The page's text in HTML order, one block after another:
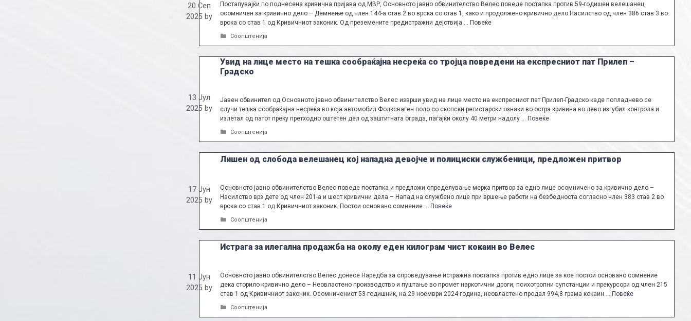
20 Сеп
2025 by
Постапувајќи по поднесена кривична пријава од МВР, Основното јавно обвинителство Велес поведе постапка против 59-годишен велешанец,
осомничен за кривично дело – Демнење од член 144-а став 2 во врска со став 1, како и продолжено кривично дело Насилство од член 386 став 3 во
врска со став 1 од Кривичниот законик. Од преземените предистражни дејствија … Повеќе
Categories
Соопштенија
Увид на лице место на тешка сообраќајна несреќа со тројца повредени на експресниот пат Прилеп –
Градско
13 Јул
2025 by
Јавен обвинител од Основното јавно обвинителство Велес изврши увид на лице место на експресниот пат Прилеп-Градско каде попладнево се
случи тешка сообраќајна несреќа во која автомобил Фолксваген поло со скопски регистарски ознаки во остра кривина во лево изгубил контрола и
излетал од патот преку претходно оштетен дел од заштитната ограда, паѓајќи околу 40 метри надолу … Повеќе
Categories
Соопштенија
Лишен од слобода велешанец кој нападна девојче и полициски службеници, предложен притвор
17 Јун
2025 by
Основното јавно обвинителство Велес поведе постапка и предложи определување мерка притвор за едно лице осомничено за кривично дело –
Насилство врз дете од член 201-а и шест кривични дела – Напад на службено лице при вршење работи на безбедноста согласно член 383 став 2 во
врска со став 1 од Кривичниот законик. Постои основано сомнение … Повеќе
Categories
Соопштенија
Истрага за илегална продажба на околу еден килограм чист кокаин во Велес
11 Јун
2025 by
Основното јавно обвинителство Велес донесе Наредба за спроведување истражна постапка против едно лице за кое постои основано сомнение
дека сторило кривично дело – Неовластено производство и пуштање во промет наркотични дроги, психотропни супстанции и прекурсори од член 215
став 1 од Кривичниот законик. Осомничениот 53-годишник, на 29 ноември 2024 година, неовластено продал 994,8 грама кокаин … Повеќе
Categories
Соопштенија